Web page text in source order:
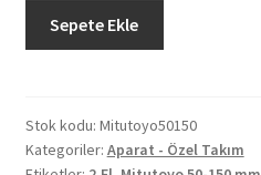
Mitutoyo
50-
150
Sepete Ekle
Stok kodu: Mitutoyo50150
Kategoriler: Aparat - Özel Takım